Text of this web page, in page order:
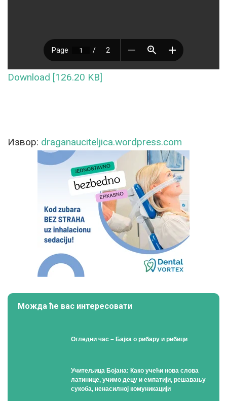
Download [126.20 KB]
Извор: draganauciteljica.wordpress.com
Можда ће вас интересовати
Огледни час – Бајка о рибару и рибици
Учитељица Бојана: Како учећи нова слова
латинице, учимо децу и емпатији, решавању
сукоба, ненасилној комуникацији